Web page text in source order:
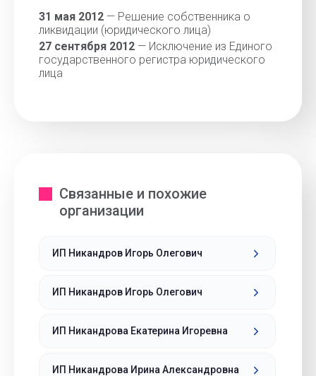
31 мая 2012 — Решение собственника о
ликвидации (юридического лица)
27 сентября 2012 — Исключение из Единого
государственного регистра юридического
лица
Связанные и похожие
организации
ИП Никандров Игорь Олегович
ИП Никандров Игорь Олегович
ИП Никандрова Екатерина Игоревна
ИП Никандрова Ирина Александровна